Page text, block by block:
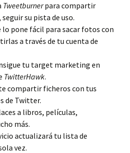
Tweetburnerpara compartir
su pista de uso.
lo pone fácil para sacar fotos con
a través de tu cuenta de
tu target marketing en
TwitterHawk.
compartir ficheros con tus
de Twitter.
a libros, películas,
más.
actualizará tu lista de
vez.